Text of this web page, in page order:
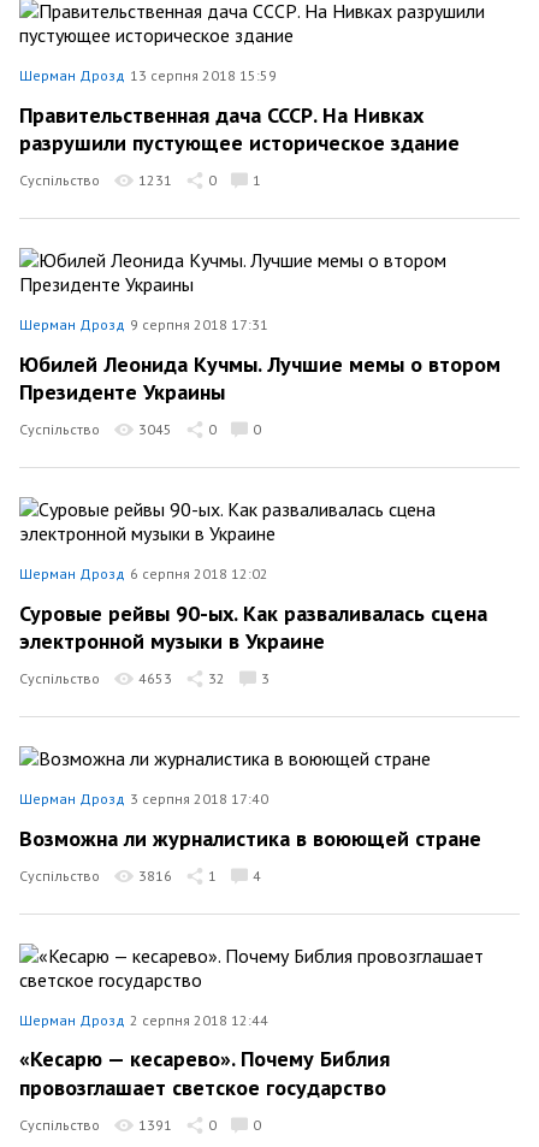
Шерман Дрозд 13 серпня 2018 15:59
Правительственная дача СССР. На Нивках
разрушили пустующее историческое здание
Суспільство 1231 0 1
Шерман Дрозд 9 серпня 2018 17:31
Юбилей Леонида Кучмы. Лучшие мемы о втором
Президенте Украины
Суспільство 3045 0 0
Шерман Дрозд 6 серпня 2018 12:02
Суровые рейвы 90-ых. Как разваливалась сцена
электронной музыки в Украине
Суспільство 4653 32 3
Шерман Дрозд 3 серпня 2018 17:40
Возможна ли журналистика в воюющей стране
Суспільство 3816 1 4
Шерман Дрозд 2 серпня 2018 12:44
«Кесарю — кесарево». Почему Библия
провозглашает светское государство
Суспільство 1391 0 0